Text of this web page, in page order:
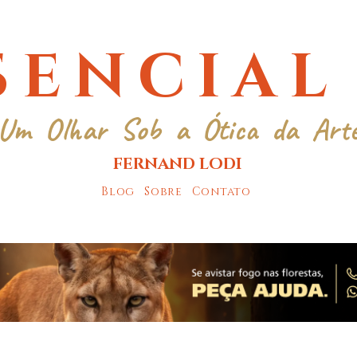
Olhar Sob a Ótica da
FERNAND LODI
Blog Sobre Contato